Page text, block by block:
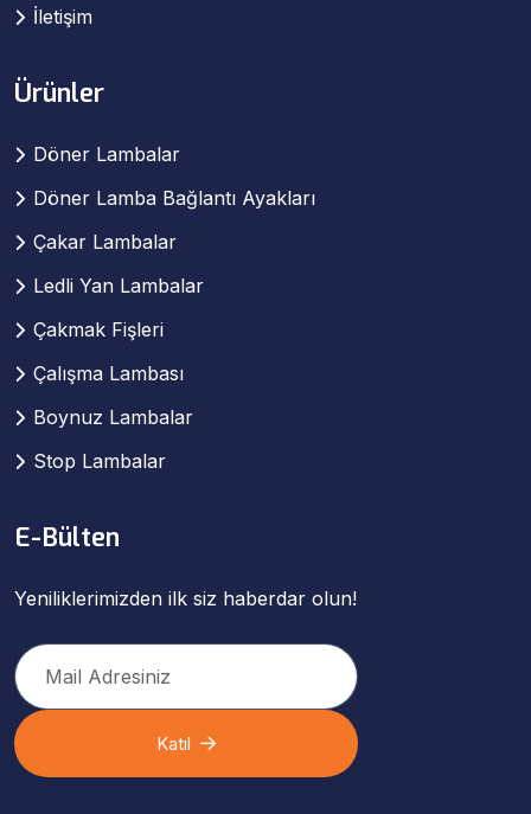
İletişim
Ürünler
Döner Lambalar
Döner Lamba Bağlantı Ayakları
Çakar Lambalar
Ledli Yan Lambalar
Çakmak Fişleri
Çalışma Lambası
Boynuz Lambalar
Stop Lambalar
E-Bülten
Yeniliklerimizden ilk siz haberdar olun!
Katıl